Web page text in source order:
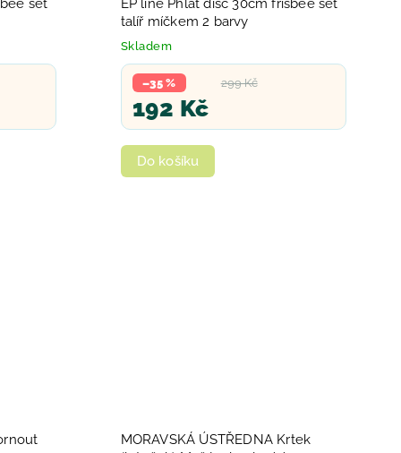
set
EP line Phlat disc 30cm frisbee set
talíř míčkem 2 barvy
Skladem
299 Kč
–35 %
192 Kč
Do košíku
MORAVSKÁ ÚSTŘEDNA Krtek